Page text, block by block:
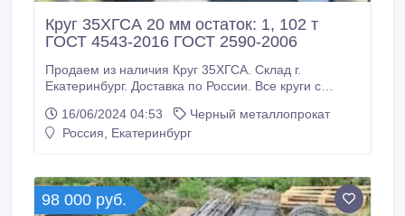
Круг 35ХГСА 20 мм остаток: 1, 102 т
ГОСТ 4543-2016 ГОСТ 2590-2006
Продаем из наличия Круг 35ХГСА. Склад г.
Екатеринбург. Доставка по России. Все круги с
мм, остаток: 1, 102 т ГОСТ 4543-2016 ГОСТ 2590-
2006, 125000 руб. с НДС * Еще из наличия: * Круг
16/06/2024 04:53
Черный металлопрокат
Россия, Екатеринбург
98 000 руб.